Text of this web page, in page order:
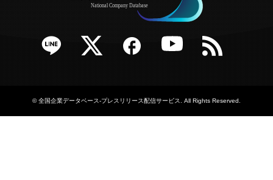
Twitter Facebook YouTube RSS
©全国企業データベース-プレスリリース配信サービス . All Rights Reserved.